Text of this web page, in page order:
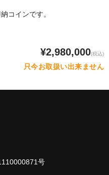
コインです。
¥2,980,000(税込)
只今お取扱い出来ません
号